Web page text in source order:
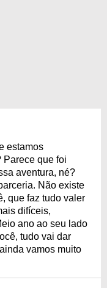
estamos
Parece que foi
aventura, né?
Não existe
que faz tudo valer
difíceis,
ano ao seu lado
tudo vai dar
vamos muito